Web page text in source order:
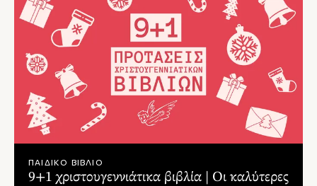
ΠΑΙΔΙΚΟ ΒΙΒΛΙΟ
9+1 χριστουγεννιάτικα βιβλία | Οι καλύτερες